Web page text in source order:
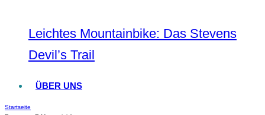
Leichtes Mountainbike: Das Stevens
Devil’s Trail
ÜBER UNS
Startseite